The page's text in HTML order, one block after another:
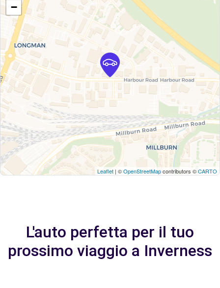
−
Leaflet | ©OpenStreetMapcontributors ©CARTO
L'auto perfetta per il tuo
prossimo viaggio a Inverness